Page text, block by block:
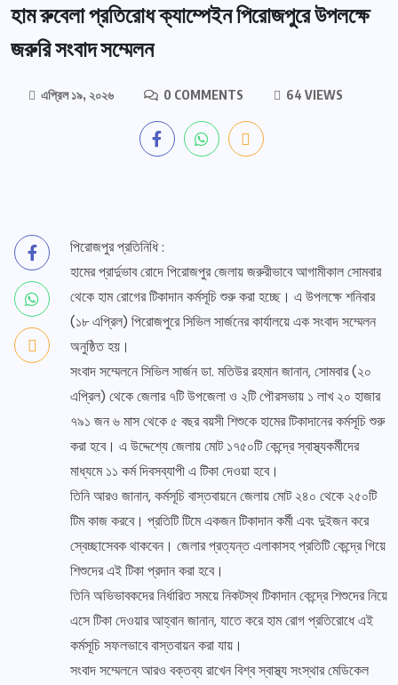
হাম রুবেলা প্রতিরোধ ক্যাম্পেইন পিরোজপুরে উপলক্ষে
জরুরি সংবাদ সম্মেলন
এপ্রিল ১৯, ২০২৬ 0 COMMENTS 64 VIEWS
পিরোজপুর প্রতিনিধি :
হামের প্রার্দুভাব রোদে পিরোজপুর জেলায় জরুরীভাবে আগামীকাল সোমবার
থেকে হাম রোগের টিকাদান কর্মসূচি শুরু করা হচ্ছে। এ উপলক্ষে শনিবার
(১৮ এপ্রিল) পিরোজপুরে সিভিল সার্জনের কার্যালয়ে এক সংবাদ সম্মেলন
অনুষ্ঠিত হয়।
সংবাদ সম্মেলনে সিভিল সার্জন ডা. মতিউর রহমান জানান, সোমবার (২০
এপ্রিল) থেকে জেলার ৭টি উপজেলা ও ২টি পৌরসভায় ১ লাখ ২০ হাজার
৭৯১ জন ৬ মাস থেকে ৫ বছর বয়সী শিশুকে হামের টিকাদানের কর্মসূচি শুরু
করা হবে। এ উদ্দেশ্যে জেলায় মোট ১৭৫০টি কেন্দ্রে স্বাস্থ্যকর্মীদের
মাধ্যমে ১১ কর্ম দিবসব্যাপী এ টিকা দেওয়া হবে।
তিনি আরও জানান, কর্মসূচি বাস্তবায়নে জেলায় মোট ২৪০ থেকে ২৫০টি
টিম কাজ করবে। প্রতিটি টিমে একজন টিকাদান কর্মী এবং দুইজন করে
স্বেচ্ছাসেবক থাকবেন। জেলার প্রত্যন্ত এলাকাসহ প্রতিটি কেন্দ্রে গিয়ে
শিশুদের এই টিকা প্রদান করা হবে।
তিনি অভিভাবকদের নির্ধারিত সময়ে নিকটস্থ টিকাদান কেন্দ্রে শিশুদের নিয়ে
এসে টিকা দেওয়ার আহ্বান জানান, যাতে করে হাম রোগ প্রতিরোধে এই
কর্মসূচি সফলভাবে বাস্তবায়ন করা যায়।
সংবাদ সম্মেলনে আরও বক্তব্য রাখেন বিশ্ব স্বাস্থ্য সংস্থার মেডিকেল